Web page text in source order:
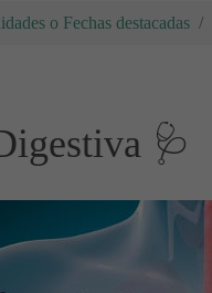
o Fechas destacadas
🩺